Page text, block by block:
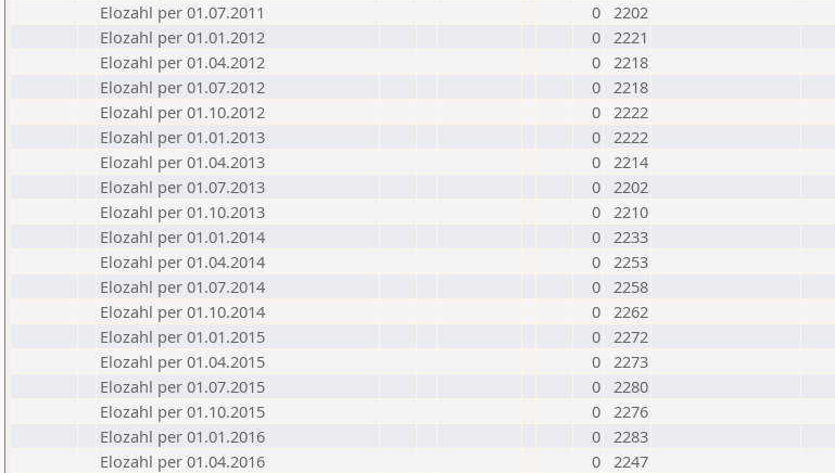
Elozahl per 01.07.2011
0 2202
Elozahl per 01.01.2012
0 2221
Elozahl per 01.04.2012
0 2218
Elozahl per 01.07.2012
0 2218
Elozahl per 01.10.2012
0 2222
Elozahl per 01.01.2013
0 2222
Elozahl per 01.04.2013
0 2214
Elozahl per 01.07.2013
0 2202
Elozahl per 01.10.2013
0 2210
Elozahl per 01.01.2014
0 2233
Elozahl per 01.04.2014
0 2253
Elozahl per 01.07.2014
0 2258
Elozahl per 01.10.2014
0 2262
Elozahl per 01.01.2015
0 2272
Elozahl per 01.04.2015
0 2273
Elozahl per 01.07.2015
0 2280
Elozahl per 01.10.2015
0 2276
Elozahl per 01.01.2016
0 2283
Elozahl per 01.04.2016
0 2247